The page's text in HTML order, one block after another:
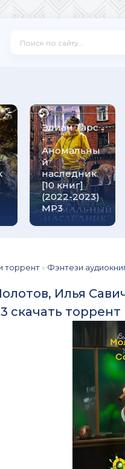
Элиан Тарс
-
Аномальны
й
наследник
[10 книг]
(2022-2023)
MP3
торрент » Фэнтези
Илья
скачать торрент